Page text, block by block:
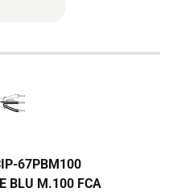
67PBM100
BLU M.100 FCA